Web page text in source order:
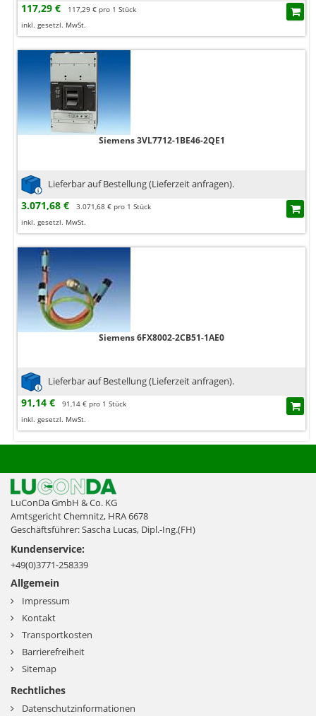
117,29 €
117,29 € pro 1 Stück
inkl. gesetzl. MwSt.
Siemens 3VL7712-1BE46-2QE1
Lieferbar auf Bestellung (Lieferzeit anfragen).
3.071,68 €
3.071,68 € pro 1 Stück
inkl. gesetzl. MwSt.
Siemens 6FX8002-2CB51-1AE0
Lieferbar auf Bestellung (Lieferzeit anfragen).
91,14 €
91,14 € pro 1 Stück
inkl. gesetzl. MwSt.
LuConDa GmbH & Co. KG
Amtsgericht Chemnitz, HRA 6678
Geschäftsführer: Sascha Lucas, Dipl.-Ing.(FH)
Kundenservice:
+49(0)3771-258339
Allgemein
Impressum
Kontakt
Transportkosten
Barrierefreiheit
Sitemap
Rechtliches
Datenschutzinformationen